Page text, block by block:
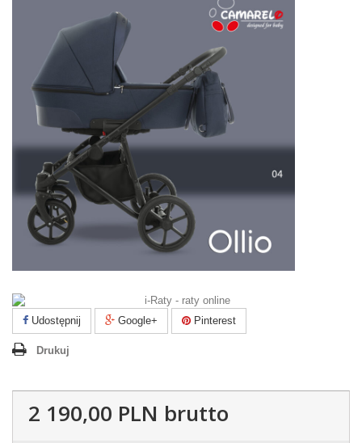
Udostępnij Google+ Pinterest
Drukuj
2 190,00 PLN brutto